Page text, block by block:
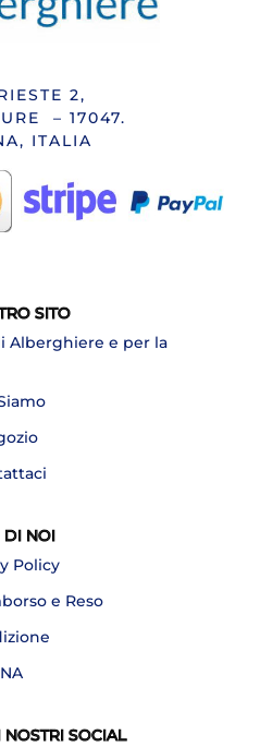
2,
– 17047.
ITALIA
SITO
Alberghiere e per la
DI NOI
Policy
e Reso
NOSTRI SOCIAL